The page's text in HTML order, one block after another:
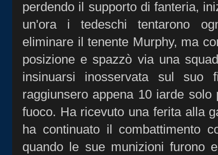
perdendo il supporto di fanteria,
un'ora i tedeschi tentarono
eliminare il tenente Murphy, ma
posizione e spazzò via una
insinuarsi inosservata sul suo
raggiunsero appena 10 iarde
fuoco. Ha ricevuto una ferita alla
ha continuato il combattimento
quando le sue munizioni furono